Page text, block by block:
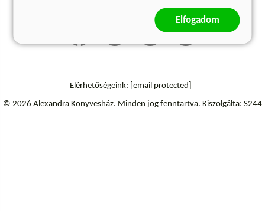
Elérhetőségeink: [email protected]
© 2026 Alexandra Könyvesház. Minden jog fenntartva. Kiszolgálta: S244
Elfogadom